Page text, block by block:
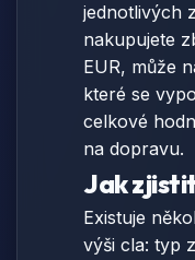
jednotlivých
nakupujete
EUR, může
které se
celkové
na dopravu.
Jak
Existuje
výši cla: typ